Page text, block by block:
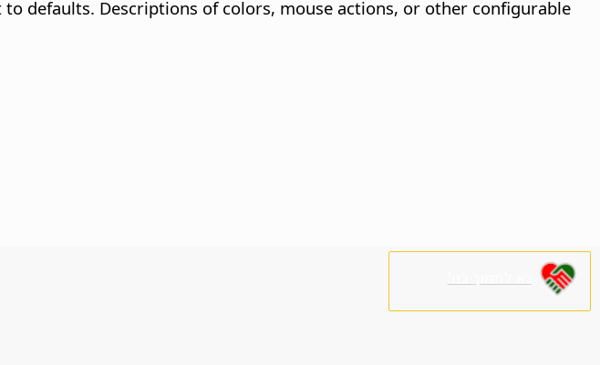
defaults. Descriptions of colors, mouse actions, or other configurable